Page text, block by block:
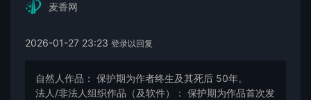
麦香网
2026-01-27 23:23 登录以回复
自然人作品： 保护期为作者终生及其死后 50年。
法人/非法人组织作品（及软件）： 保护期为作品首次发